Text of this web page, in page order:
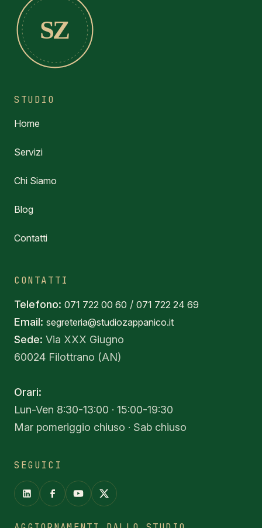
SZ
STUDIO
Home
Servizi
Chi Siamo
Blog
Contatti
CONTATTI
Telefono: 071 722 00 60 / 071 722 24 69
Email: segreteria@studiozappanico.it
Sede: Via XXX Giugno
60024 Filottrano (AN)
Orari:
Lun-Ven 8:30-13:00 · 15:00-19:30
Mar pomeriggio chiuso · Sab chiuso
SEGUICI